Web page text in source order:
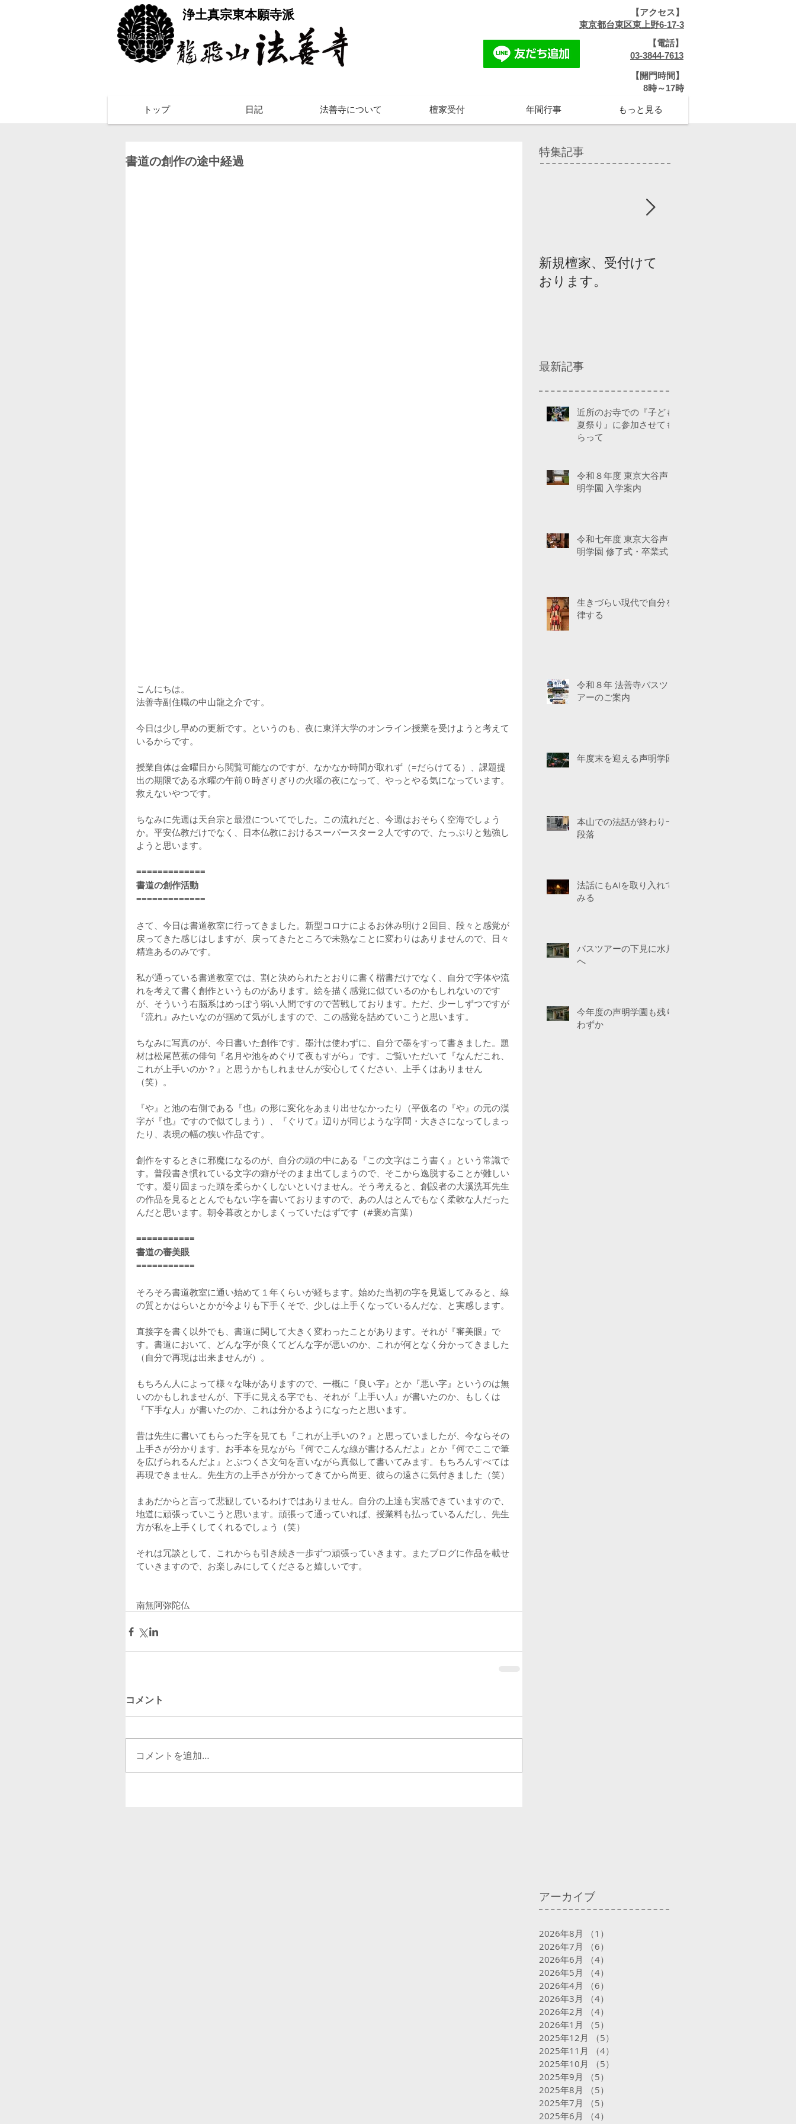
​浄土真宗東本願寺派
【アクセス】
東京都台東区東上野6-17-3
【電話】
03-3844-7613
【開門時間】
​8時～17時
トップ 日記 法善寺について 檀家受付 年間行事 もっと見る
書道の創作の途中経過
こんにちは。
法善寺副住職の中山龍之介です。
今日は少し早めの更新です。というのも、夜に東洋大学のオンライン授業を受けようと考えて
いるからです。
授業自体は金曜日から閲覧可能なのですが、なかなか時間が取れず（=だらけてる）、課題提
出の期限である水曜の午前０時ぎりぎりの火曜の夜になって、やっとやる気になっています。
救えないやつです。
ちなみに先週は天台宗と最澄についてでした。この流れだと、今週はおそらく空海でしょう
か。平安仏教だけでなく、日本仏教におけるスーパースター２人ですので、たっぷりと勉強し
ようと思います。
=============
書道の創作活動
=============
さて、今日は書道教室に行ってきました。新型コロナによるお休み明け２回目、段々と感覚が
戻ってきた感じはしますが、戻ってきたところで未熟なことに変わりはありませんので、日々
精進あるのみです。
私が通っている書道教室では、割と決められたとおりに書く楷書だけでなく、自分で字体や流
れを考えて書く創作というものがあります。絵を描く感覚に似ているのかもしれないのです
が、そういう右脳系はめっぽう弱い人間ですので苦戦しております。ただ、少ーしずつですが
『流れ』みたいなのが掴めて気がしますので、この感覚を詰めていこうと思います。
ちなみに写真のが、今日書いた創作です。墨汁は使わずに、自分で墨をすって書きました。題
材は松尾芭蕉の俳句『名月や池をめぐりて夜もすがら』です。ご覧いただいて『なんだこれ、
これが上手いのか？』と思うかもしれませんが安心してください、上手くはありません
（笑）。
『や』と池の右側である『也』の形に変化をあまり出せなかったり（平仮名の『や』の元の漢
字が『也』ですので似てしまう）、『ぐりて』辺りが同じような字間・大きさになってしまっ
たり、表現の幅の狭い作品です。
創作をするときに邪魔になるのが、自分の頭の中にある『この文字はこう書く』という常識で
す。普段書き慣れている文字の癖がそのまま出てしまうので、そこから逸脱することが難しい
です。凝り固まった頭を柔らかくしないといけません。そう考えると、創設者の大溪洗耳先生
の作品を見るととんでもない字を書いておりますので、あの人はとんでもなく柔軟な人だった
んだと思います。朝令暮改とかしまくっていたはずです（#褒め言葉）
===========
書道の審美眼
===========
そろそろ書道教室に通い始めて１年くらいが経ちます。始めた当初の字を見返してみると、線
の質とかはらいとかが今よりも下手くそで、少しは上手くなっているんだな、と実感します。
直接字を書く以外でも、書道に関して大きく変わったことがあります。それが『審美眼』で
す。書道において、どんな字が良くてどんな字が悪いのか、これが何となく分かってきました
（自分で再現は出来ませんが）。
もちろん人によって様々な味がありますので、一概に『良い字』とか『悪い字』というのは無
いのかもしれませんが、下手に見える字でも、それが『上手い人』が書いたのか、もしくは
『下手な人』が書いたのか、これは分かるようになったと思います。
昔は先生に書いてもらった字を見ても『これが上手いの？』と思っていましたが、今ならその
上手さが分かります。お手本を見ながら『何でこんな線が書けるんだよ』とか『何でここで筆
を広げられるんだよ』とぶつくさ文句を言いながら真似して書いてみます。もちろんすべては
再現できません。先生方の上手さが分かってきてから尚更、彼らの遠さに気付きました（笑）
まあだからと言って悲観しているわけではありません。自分の上達も実感できていますので、
地道に頑張っていこうと思います。頑張って通っていれば、授業料も払っているんだし、先生
方が私を上手くしてくれるでしょう（笑）
それは冗談として、これからも引き続き一歩ずつ頑張っていきます。またブログに作品を載せ
ていきますので、お楽しみにしてくださると嬉しいです。
南無阿弥陀仏
コメント
コメントを追加…
特集記事
新規檀家、受付けて
おります。
最新記事
近所のお寺での『子ども
夏祭り』に参加させても
らって
令和８年度 東京大谷声
明学園 入学案内
令和七年度 東京大谷声
明学園 修了式・卒業式
生きづらい現代で自分を
律する
令和８年 法善寺バスツ
アーのご案内
年度末を迎える声明学園
本山での法話が終わり一
段落
法話にもAIを取り入れて
みる
バスツアーの下見に水戸
へ
今年度の声明学園も残り
わずか
アーカイブ
2026年8月 （1）
2026年7月
（6）
2026年6月
（4）
2026年5月
（4）
2026年4月
（6）
2026年3月
（4）
2026年2月
（4）
2026年1月
（5）
2025年12月
（5）
2025年11月
（4）
2025年10月
（5）
2025年9月
（5）
2025年8月
（5）
2025年7月
（5）
2025年6月
（4）